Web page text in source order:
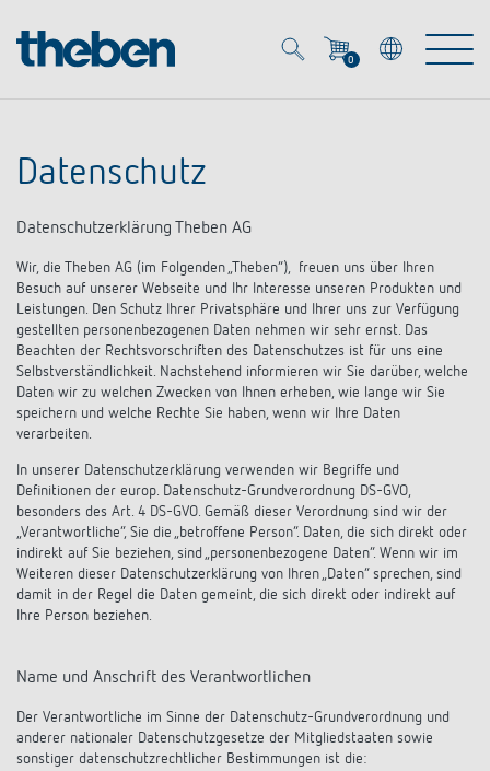
0
Produkte
Energy Manager
KNX
Smart Home
DALI
Präsenzmelder & Bewegungsmelder
LED-Leuchten
Zeit- und Lichtsteuerung
OEM-Lösungen
Ansprechpartner OEM
OEM-Referenzen
Lösungen
Zeit- und Lichtsteuerung
KNX-Systeme
KNX Smart Home System LUXORliving
Präsenzmelder und Bewegungsmelder
LED Beleuchtung
Klimaregelung
Service
Downloads
Kataloge und Prospekte
Katalogbestellung
Seminare und Online-Trainings
Fachpresse
Konformitätserklärungen
Theben AG
News
Nachhaltigkeit
Karriere
Karriere bei Theben
Kontakt
Ansprechpartner
Smart Energy
Datenschutz
Datenschutzerklärung Theben AG
Wir, die Theben AG (im Folgenden „Theben“), freuen uns über Ihren
Besuch auf unserer Webseite und Ihr Interesse unseren Produkten und
Leistungen. Den Schutz Ihrer Privatsphäre und Ihrer uns zur Verfügung
gestellten personenbezogenen Daten nehmen wir sehr ernst. Das
Beachten der Rechtsvorschriften des Datenschutzes ist für uns eine
Selbstverständlichkeit. Nachstehend informieren wir Sie darüber, welche
Daten wir zu welchen Zwecken von Ihnen erheben, wie lange wir Sie
speichern und welche Rechte Sie haben, wenn wir Ihre Daten
verarbeiten.
In unserer Datenschutzerklärung verwenden wir Begriffe und
Definitionen der europ. Datenschutz-Grundverordnung DS-GVO,
besonders des Art. 4 DS-GVO. Gemäß dieser Verordnung sind wir der
„Verantwortliche“, Sie die „betroffene Person“. Daten, die sich direkt oder
indirekt auf Sie beziehen, sind „personenbezogene Daten“. Wenn wir im
Weiteren dieser Datenschutzerklärung von Ihren „Daten“ sprechen, sind
damit in der Regel die Daten gemeint, die sich direkt oder indirekt auf
Ihre Person beziehen.
Name und Anschrift des Verantwortlichen
Der Verantwortliche im Sinne der Datenschutz-Grundverordnung und
anderer nationaler Datenschutzgesetze der Mitgliedstaaten sowie
sonstiger datenschutzrechtlicher Bestimmungen ist die: